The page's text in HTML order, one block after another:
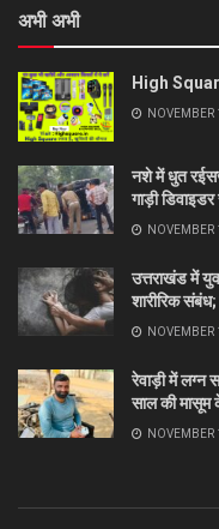
अभी अभी
High
NOVEMBER
नशे में धुत
गाड़ी
NOVEMBER
उत्तराखंड में
शारीरिक
NOVEMBER
रेवाड़ी में लग्न
साल की मासूम
NOVEMBER